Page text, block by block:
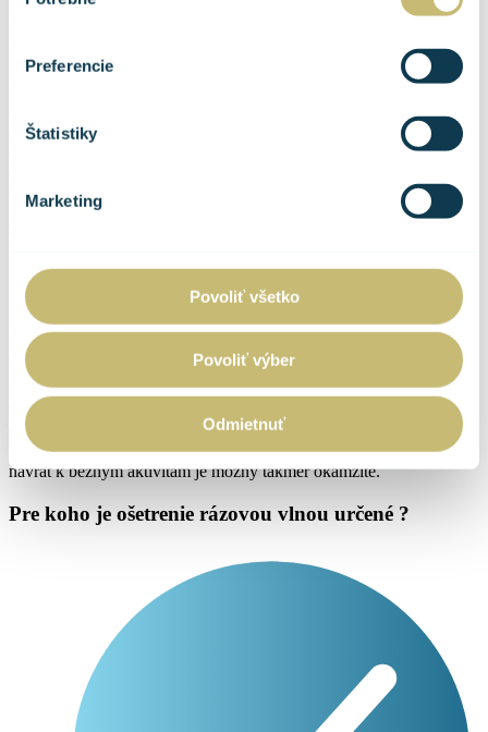
Preferencie
Štatistiky
Marketing
Povoliť všetko
Povoliť výber
Odmietnuť
Výhody
O nás
Čo je ošetrenie rázovou vlnou ?
Rázová vlna je moderná, neinvazívna terapeutická metóda, ktorá
využíva vysokoenergetické akustické vlny na liečbu chronických aj
akútnych bolestí pohybového aparátu. Na ošetrenia používame
kvalitný prístroj vyrobený vo Švajčiarsku značky Storz Medical.
Terapia
stimuluje prekrvenie, regeneráciu tkanív, odbúravanie
vápenatých usadenín a tlmenie bolesti
ošetreniach. Ošetrenie je rýchle, bez nutnosti rekonvalescencie a
návrat k bežným aktivitám je možný takmer okamžite.
Pre koho je ošetrenie rázovou vlnou určené ?